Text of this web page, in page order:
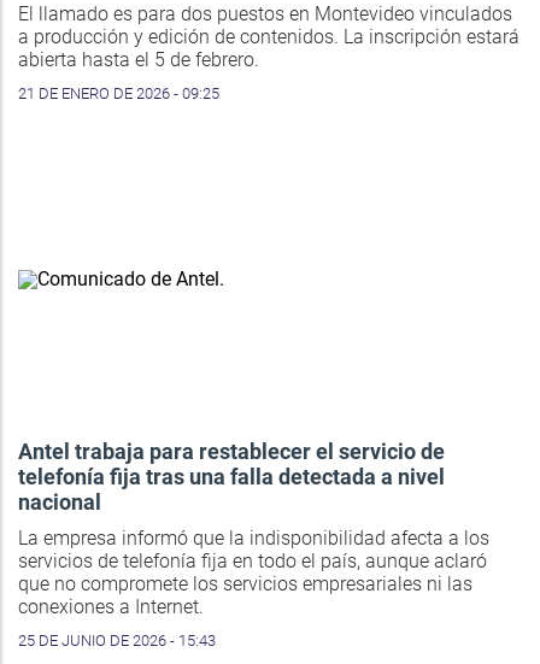
El llamado es para dos puestos en Montevideo vinculados
a producción y edición de contenidos. La inscripción estará
abierta hasta el 5 de febrero.
21 DE ENERO DE 2026 - 09:25
Antel trabaja para restablecer el servicio de
telefonía fija tras una falla detectada a nivel
nacional
La empresa informó que la indisponibilidad afecta a los
servicios de telefonía fija en todo el país, aunque aclaró
que no compromete los servicios empresariales ni las
conexiones a Internet.
25 DE JUNIO DE 2026 - 15:43